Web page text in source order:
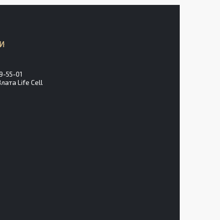
55-01
Life Cell